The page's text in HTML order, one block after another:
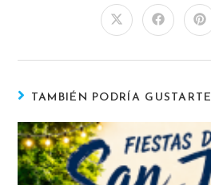
TAMBIÉN PODRÍA GUSTARTE